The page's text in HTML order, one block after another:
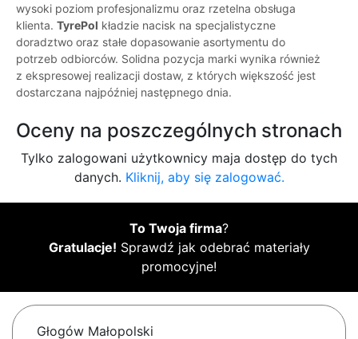
wysoki poziom profesjonalizmu oraz rzetelna obsługa
klienta. TyrePol kładzie nacisk na specjalistyczne
doradztwo oraz stałe dopasowanie asortymentu do
potrzeb odbiorców. Solidna pozycja marki wynika również
z ekspresowej realizacji dostaw, z których większość jest
dostarczana najpóźniej następnego dnia.
Oceny na poszczególnych stronach
Tylko zalogowani użytkownicy maja dostęp do tych
danych. Kliknij, aby się zalogować.
To Twoja firma?
Gratulacje! Sprawdź jak odebrać materiały
promocyjne!
Głogów Małopolski